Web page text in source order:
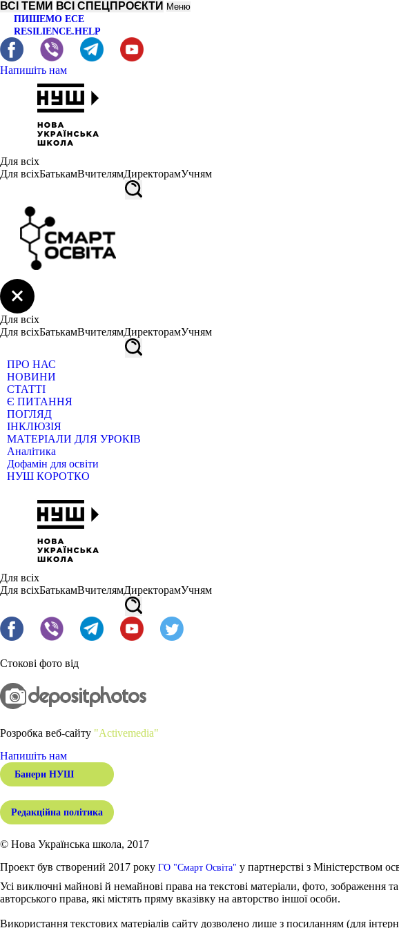
ВСІ ТЕМИ ВСІ СПЕЦПРОЄКТИ Меню
ПИШЕМО ЕСЕ
RESILIENCE.HELP
Напишіть нам
Для всіх
Для всіхБатькамВчителямДиректорамУчням
Для всіх
Для всіхБатькамВчителямДиректорамУчням
ПРО НАС
НОВИНИ
СТАТТІ
Є ПИТАННЯ
ПОГЛЯД
ІНКЛЮЗІЯ
МАТЕРІАЛИ ДЛЯ УРОКІВ
Аналітика
Дофамін для освіти
НУШ КОРОТКО
Для всіх
Для всіхБатькамВчителямДиректорамУчням
Стокові фото від
Розробка веб-сайту "Activemedia"
Напишіть нам
Банери НУШ
Редакційна політика
© Нова Українська школа, 2017
Проект був створений 2017 року ГО "Смарт Освіта" у партнерстві з Міністерством
Усі виключні майнові й немайнові права на текстові матеріали, фото, зображення
авторського права, які містять пряму вказівку на авторство іншої особи.
Використання текстових матеріалів сайту дозволено лише з посиланням (для